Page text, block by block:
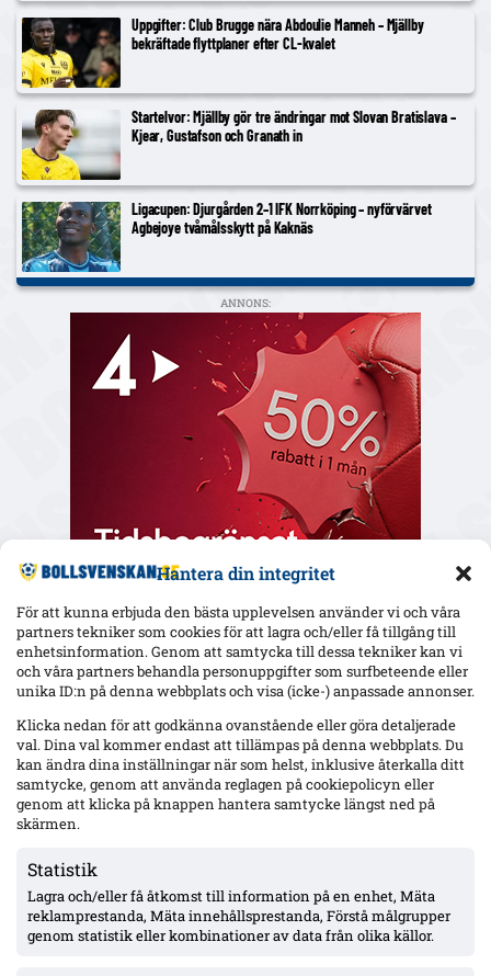
Hantera din integritet
För att kunna erbjuda den bästa upplevelsen använder vi och våra
partners tekniker som cookies för att lagra och/eller få tillgång till
enhetsinformation. Genom att samtycka till dessa tekniker kan vi
och våra partners behandla personuppgifter som surfbeteende eller
unika ID:n på denna webbplats och visa (icke-) anpassade annonser.
Klicka nedan för att godkänna ovanstående eller göra detaljerade
val. Dina val kommer endast att tillämpas på denna webbplats. Du
kan ändra dina inställningar när som helst, inklusive återkalla ditt
samtycke, genom att använda reglagen på cookiepolicyn eller
genom att klicka på knappen hantera samtycke längst ned på
skärmen.
Statistik
Lagra och/eller få åtkomst till information på en enhet, Mäta
reklamprestanda, Mäta innehållsprestanda, Förstå målgrupper
genom statistik eller kombinationer av data från olika källor.
Uppgifter: Club Brugge nära Abdoulie Manneh – Mjällby
bekräftade flyttplaner efter CL-kvalet
Startelvor: Mjällby gör tre ändringar mot Slovan Bratislava –
Kjear, Gustafson och Granath in
Ligacupen: Djurgården 2–1 IFK Norrköping – nyförvärvet
Agbejoye tvåmålsskytt på Kaknäs
ANNONS:
Senaste
kontrakt till 2027
Gent-tränaren fördömer Vergaras firande framför Blåvitt-
Hammarby och Malmö FF jagar Lasse Nordås – även Raków
Częstochowa påstås visa intresse